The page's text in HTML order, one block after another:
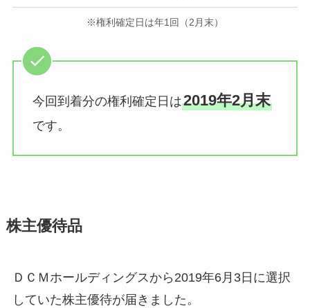
※権利確定日は年1回（2月末）
今回到着分の権利確定日は2019年2月末
です。
株主優待品
ＤＣＭホールディングスから2019年6月3日に選択
していた株主優待が届きました。